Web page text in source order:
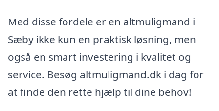
Med disse fordele er en altmuligmand i
Sæby ikke kun en praktisk løsning, men
også en smart investering i kvalitet og
service. Besøg altmuligmand.dk i dag for
at finde den rette hjælp til dine behov!